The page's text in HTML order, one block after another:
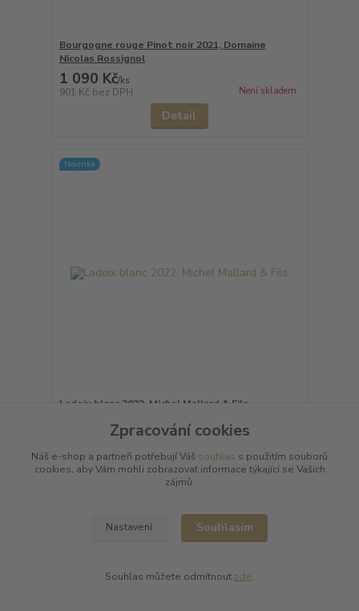
Bourgogne rouge Pinot noir 2021, Domaine
Nicolas Rossignol
1 090 Kč/ks
901 Kč bez DPH Není skladem
Detail
Novinka
Ladoix blanc 2022, Michel Mallard & Fils
1 120 Kč/ks
bez DPH
Přidat do košíku
Načíst další produkty (11)
z 2další
Zpracování cookies
Náš e-shop a partneři potřebují Váš souhlas s použitím souborů
cookies, aby Vám mohli zobrazovat informace týkající se Vašich
zájmů.
Nastavení Souhlasím
Souhlas můžete odmítnout zde.